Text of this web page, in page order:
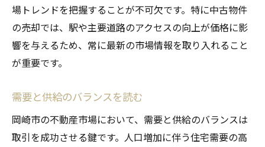
場トレンドを把握することが不可欠です。特に中古物件
の売却では、駅や主要道路のアクセスの向上が価格に影
響を与えるため、常に最新の市場情報を取り入れること
が重要です。
需要と供給のバランスを読む
岡崎市の不動産市場において、需要と供給のバランスは
取引を成功させる鍵です。人口増加に伴う住宅需要の高